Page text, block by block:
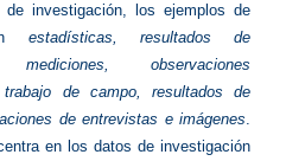
de investigación, los ejemplos de
estadísticas, resultados de
mediciones, observaciones
de campo, resultados de
de entrevistas e imágenes.
en los datos de investigación